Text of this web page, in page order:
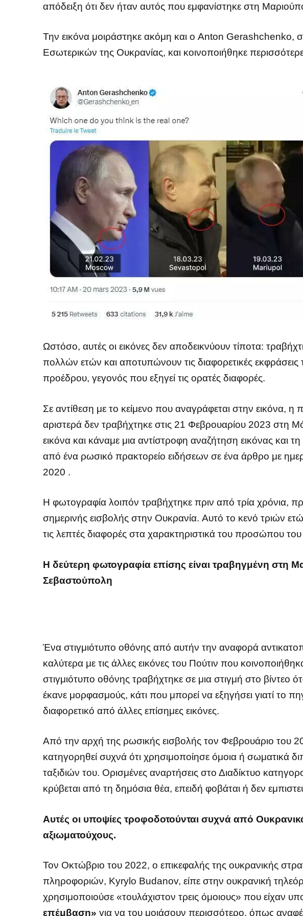
απόδειξη ότι δεν ήταν αυτός που εμφανίστηκε στη
Την εικόνα μοιράστηκε ακόμη και ο Anton Gerashchenko,
Εσωτερικών της Ουκρανίας, και κοινοποιήθηκε
Ωστόσο, αυτές οι εικόνες δεν αποδεικνύουν τίποτα:
πολλών ετών και αποτυπώνουν τις διαφορετικές
προέδρου, γεγονός που εξηγεί τις ορατές διαφορές.
Σε αντίθεση με το κείμενο που αναγράφεται στην εικόνα,
αριστερά δεν τραβήχτηκε στις 21 Φεβρουαρίου 2023
εικόνα και κάναμε μια αντίστροφη αναζήτηση εικόνας και
από ένα ρωσικό πρακτορείο ειδήσεων σε ένα άρθρο με
2020 .
Η φωτογραφία λοιπόν τραβήχτηκε πριν από τρία χρόνια,
σημερινής εισβολής στην Ουκρανία. Αυτό το κενό τριών
τις λεπτές διαφορές στα χαρακτηριστικά του προσώπου του
Η δεύτερη φωτογραφία επίσης είναι τραβηγμένη στη
Σεβαστούπολη
Ένα στιγμιότυπο οθόνης από αυτήν την αναφορά
καλύτερα με τις άλλες εικόνες του Πούτιν που
στιγμιότυπο οθόνης τραβήχτηκε σε μια στιγμή στο βίντεο
έκανε μορφασμούς, κάτι που μπορεί να εξηγήσει γιατί το
διαφορετικό από άλλες επίσημες εικόνες.
Από την αρχή της ρωσικής εισβολής τον Φεβρουάριο του
κατηγορηθεί συχνά ότι χρησιμοποίησε όμοια ή σωματικά
ταξιδιών του. Ορισμένες αναρτήσεις στο Διαδίκτυο
κρύβεται από τη δημόσια θέα, επειδή φοβάται ή δεν
Αυτές οι υποψίες τροφοδοτούνται συχνά από
αξιωματούχους.
Τον Οκτώβριο του 2022, ο επικεφαλής της ουκρανικής
πληροφοριών, Kyrylo Budanov, είπε στην ουκρανική
χρησιμοποιούσε «τουλάχιστον τρεις όμοιους» που είχαν
επέμβαση» για να του μοιάσουν περισσότερο, όπως